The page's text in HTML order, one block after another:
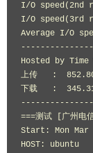
I/O speed(2nd
I/O speed(3rd
Average I/O
Hosted by
上传   :
下载   :
===测试 [广州电
Start: Mon Mar
HOST: